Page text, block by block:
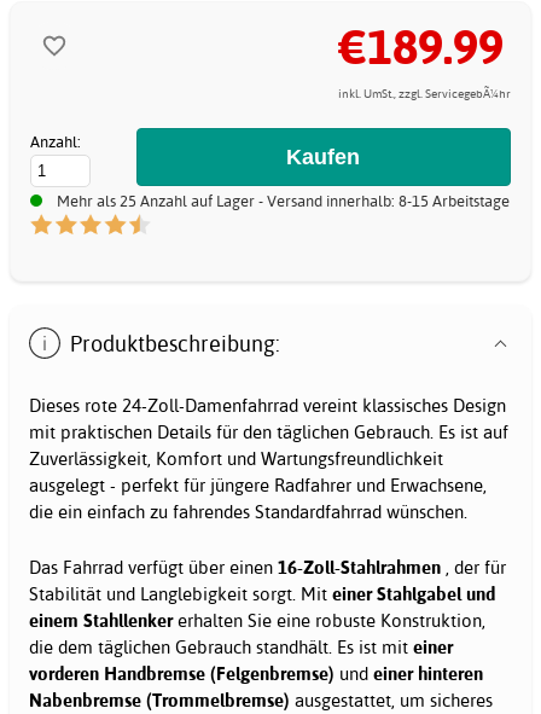
€189.99
inkl. UmSt., zzgl. ServicegebÃ¼hr
Anzahl:
Mehr als 25 Anzahl auf Lager - Versand innerhalb: 8-15 Arbeitstage
Produktbeschreibung:
Dieses rote 24-Zoll-Damenfahrrad vereint klassisches Design
mit praktischen Details für den täglichen Gebrauch. Es ist auf
Zuverlässigkeit, Komfort und Wartungsfreundlichkeit
ausgelegt - perfekt für jüngere Radfahrer und Erwachsene,
die ein einfach zu fahrendes Standardfahrrad wünschen.
Das Fahrrad verfügt über einen 16-Zoll-Stahlrahmen , der für
Stabilität und Langlebigkeit sorgt. Mit einer Stahlgabel und
einem Stahllenkererhalten Sie eine robuste Konstruktion,
die dem täglichen Gebrauch standhält. Es ist mit einer
vorderen Handbremse (Felgenbremse) und einer hinteren
Nabenbremse (Trommelbremse) ausgestattet, um sicheres